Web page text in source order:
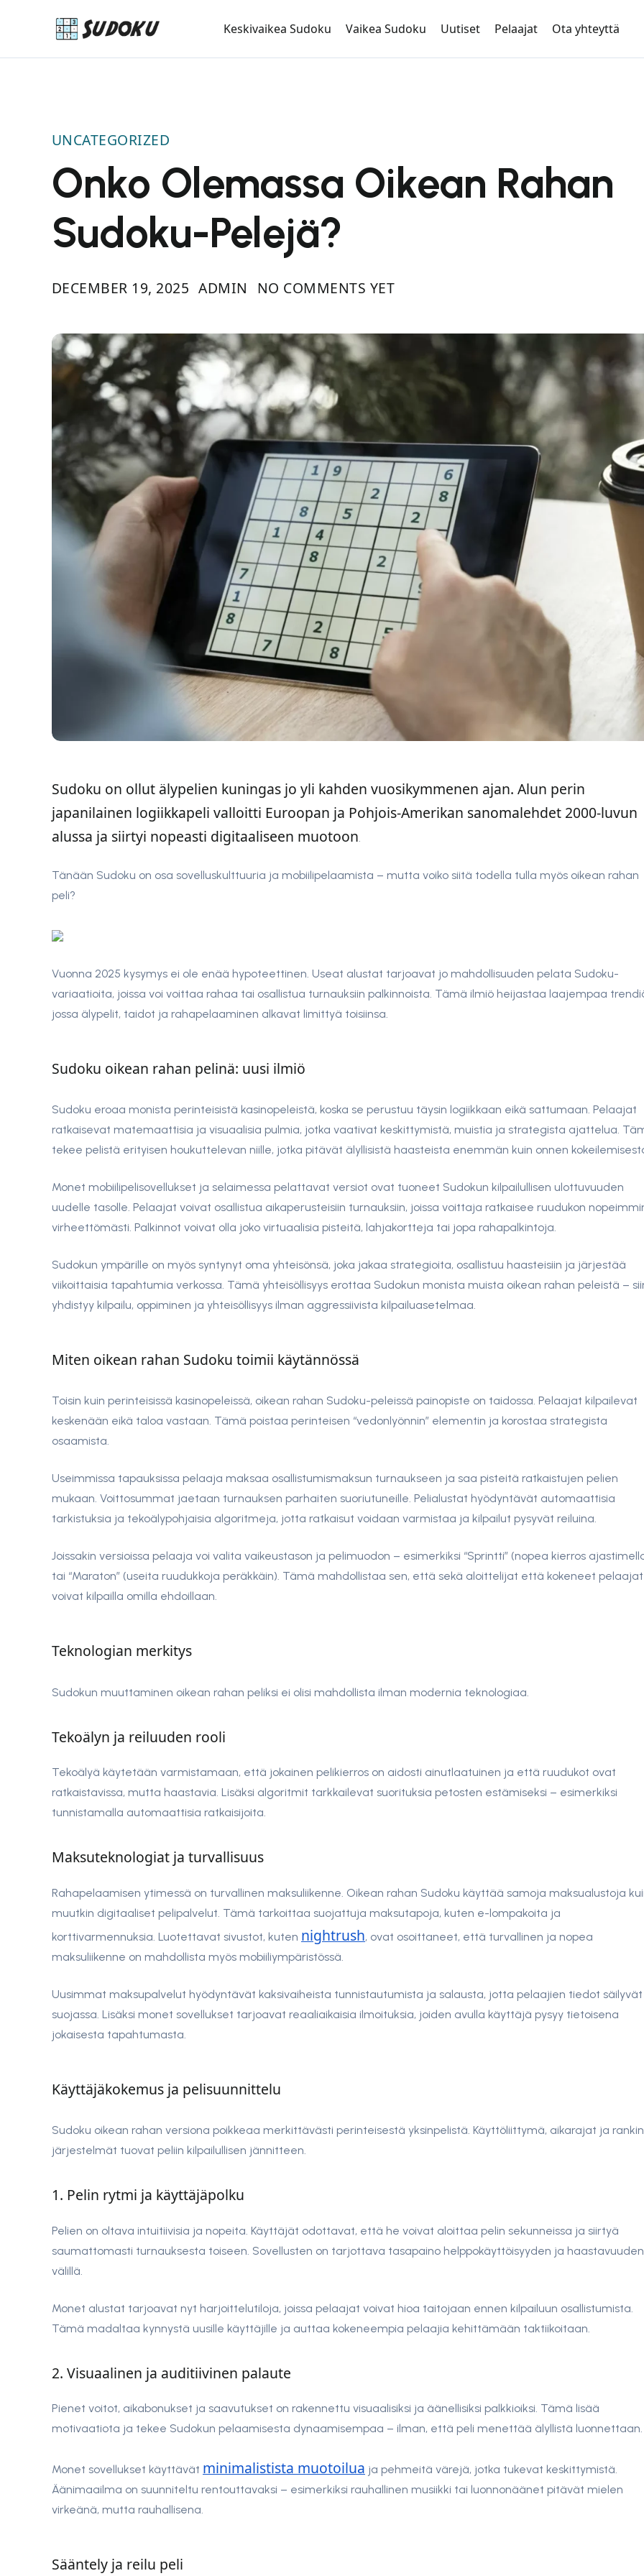
Keskivaikea Sudoku Vaikea Sudoku Uutiset Pelaajat Ota yhteyttä
UNCATEGORIZED
Onko Olemassa Oikean Rahan
Sudoku-Pelejä?
DECEMBER 19, 2025 ADMIN NO COMMENTS YET
Sudoku on ollut älypelien kuningas jo yli kahden vuosikymmenen ajan. Alun perin
japanilainen logiikkapeli valloitti Euroopan ja Pohjois-Amerikan sanomalehdet 2000-luvun
alussa ja siirtyi nopeasti digitaaliseen muotoon
Tänään Sudoku on osa sovelluskulttuuria ja mobiilipelaamista – mutta voiko siitä todella tulla myös oikean rahan
peli?
Vuonna 2025 kysymys ei ole enää hypoteettinen. Useat alustat tarjoavat jo mahdollisuuden pelata Sudoku-
variaatioita, joissa voi voittaa rahaa tai osallistua turnauksiin palkinnoista. Tämä ilmiö heijastaa laajempaa
jossa älypelit, taidot ja rahapelaaminen alkavat limittyä toisiinsa.
Sudoku oikean rahan pelinä: uusi ilmiö
Sudoku eroaa monista perinteisistä kasinopeleistä, koska se perustuu täysin logiikkaan eikä sattumaan. Pelaajat
ratkaisevat matemaattisia ja visuaalisia pulmia, jotka vaativat keskittymistä, muistia ja strategista ajattelua.
tekee pelistä erityisen houkuttelevan niille, jotka pitävät älyllisistä haasteista enemmän kuin onnen
Monet mobiilipelisovellukset ja selaimessa pelattavat versiot ovat tuoneet Sudokun kilpailullisen ulottuvuuden
uudelle tasolle. Pelaajat voivat osallistua aikaperusteisiin turnauksiin, joissa voittaja ratkaisee ruudukon
virheettömästi. Palkinnot voivat olla joko virtuaalisia pisteitä, lahjakortteja tai jopa rahapalkintoja.
Sudokun ympärille on myös syntynyt oma yhteisönsä, joka jakaa strategioita, osallistuu haasteisiin ja järjestää
viikoittaisia tapahtumia verkossa. Tämä yhteisöllisyys erottaa Sudokun monista muista oikean rahan peleistä –
yhdistyy kilpailu, oppiminen ja yhteisöllisyys ilman aggressiivista kilpailuasetelmaa.
Miten oikean rahan Sudoku toimii käytännössä
Toisin kuin perinteisissä kasinopeleissä, oikean rahan Sudoku-peleissä painopiste on taidossa. Pelaajat kilpailevat
keskenään eikä taloa vastaan. Tämä poistaa perinteisen “vedonlyönnin” elementin ja korostaa strategista
osaamista.
Useimmissa tapauksissa pelaaja maksaa osallistumismaksun turnaukseen ja saa pisteitä ratkaistujen pelien
mukaan. Voittosummat jaetaan turnauksen parhaiten suoriutuneille. Pelialustat hyödyntävät automaattisia
tarkistuksia ja tekoälypohjaisia algoritmeja, jotta ratkaisut voidaan varmistaa ja kilpailut pysyvät reiluina.
Joissakin versioissa pelaaja voi valita vaikeustason ja pelimuodon – esimerkiksi “Sprintti” (nopea kierros
tai “Maraton” (useita ruudukkoja peräkkäin). Tämä mahdollistaa sen, että sekä aloittelijat että kokeneet pelaajat
voivat kilpailla omilla ehdoillaan.
Teknologian merkitys
Sudokun muuttaminen oikean rahan peliksi ei olisi mahdollista ilman modernia teknologiaa.
Tekoälyn ja reiluuden rooli
Tekoälyä käytetään varmistamaan, että jokainen pelikierros on aidosti ainutlaatuinen ja että ruudukot ovat
ratkaistavissa, mutta haastavia. Lisäksi algoritmit tarkkailevat suorituksia petosten estämiseksi – esimerkiksi
tunnistamalla automaattisia ratkaisijoita.
Maksuteknologiat ja turvallisuus
Rahapelaamisen ytimessä on turvallinen maksuliikenne. Oikean rahan Sudoku käyttää samoja maksualustoja
muutkin digitaaliset pelipalvelut. Tämä tarkoittaa suojattuja maksutapoja, kuten e-lompakoita ja
korttivarmennuksia. Luotettavat sivustot, kuten nightrush, ovat osoittaneet, että turvallinen ja nopea
maksuliikenne on mahdollista myös mobiiliympäristössä.
Uusimmat maksupalvelut hyödyntävät kaksivaiheista tunnistautumista ja salausta, jotta pelaajien tiedot säilyvät
suojassa. Lisäksi monet sovellukset tarjoavat reaaliaikaisia ilmoituksia, joiden avulla käyttäjä pysyy tietoisena
jokaisesta tapahtumasta.
Käyttäjäkokemus ja pelisuunnittelu
Sudoku oikean rahan versiona poikkeaa merkittävästi perinteisestä yksinpelistä. Käyttöliittymä, aikarajat ja
järjestelmät tuovat peliin kilpailullisen jännitteen.
1. Pelin rytmi ja käyttäjäpolku
Pelien on oltava intuitiivisia ja nopeita. Käyttäjät odottavat, että he voivat aloittaa pelin sekunneissa ja siirtyä
saumattomasti turnauksesta toiseen. Sovellusten on tarjottava tasapaino helppokäyttöisyyden ja haastavuuden
välillä.
Monet alustat tarjoavat nyt harjoittelutiloja, joissa pelaajat voivat hioa taitojaan ennen kilpailuun osallistumista.
Tämä madaltaa kynnystä uusille käyttäjille ja auttaa kokeneempia pelaajia kehittämään taktiikoitaan.
2. Visuaalinen ja auditiivinen palaute
Pienet voitot, aikabonukset ja saavutukset on rakennettu visuaalisiksi ja äänellisiksi palkkioiksi. Tämä lisää
motivaatiota ja tekee Sudokun pelaamisesta dynaamisempaa – ilman, että peli menettää älyllistä luonnettaan.
Monet sovellukset käyttävät minimalistista muotoilua ja pehmeitä värejä, jotka tukevat keskittymistä.
Äänimaailma on suunniteltu rentouttavaksi – esimerkiksi rauhallinen musiikki tai luonnonäänet pitävät mielen
virkeänä, mutta rauhallisena.
Sääntely ja reilu peli